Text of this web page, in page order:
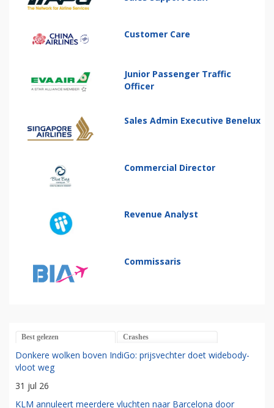
Customer Care
Junior Passenger Traffic
Officer
Sales Admin Executive Benelux
Commercial Director
Revenue Analyst
Commissaris
Best gelezen Crashes
Donkere wolken boven IndiGo: prijsvechter doet widebody-
vloot weg
31 jul 26
KLM annuleert meerdere vluchten naar Barcelona door